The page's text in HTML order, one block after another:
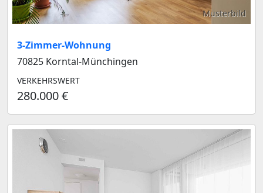
Musterbild
3-Zimmer-Wohnung
70825 Korntal-Münchingen
VERKEHRSWERT
280.000 €